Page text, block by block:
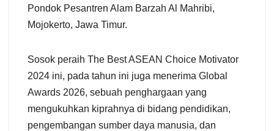
Pondok Pesantren Alam Barzah Al Mahribi,
Mojokerto, Jawa Timur.
Sosok peraih The Best ASEAN Choice Motivator
2024 ini, pada tahun ini juga menerima Global
Awards 2026, sebuah penghargaan yang
mengukuhkan kiprahnya di bidang pendidikan,
pengembangan sumber daya manusia, dan